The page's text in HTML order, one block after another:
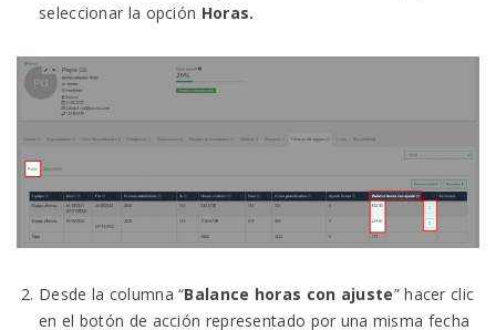
seleccionar la opción Horas.
Desde la columna “Balance horas con ajuste” hacer clic
en el botón de acción representado por una misma fecha